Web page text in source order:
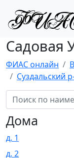
Садовая
ФИАС онлайн
Суздальский
Дома
д. 1
д. 2